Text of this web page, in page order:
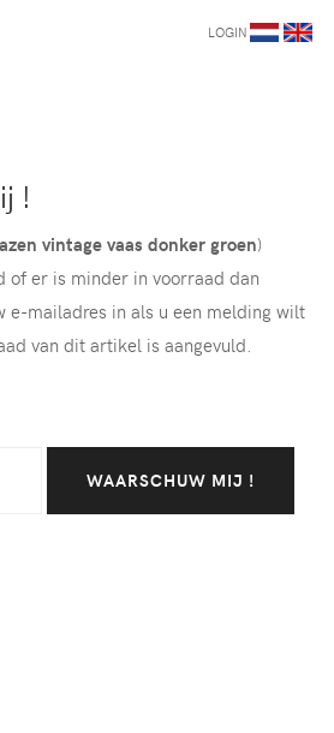
LOGIN
!
vintage vaas donker groen)
er is minder in voorraad dan
e-mailadres in als u een melding wilt
van dit artikel is aangevuld.